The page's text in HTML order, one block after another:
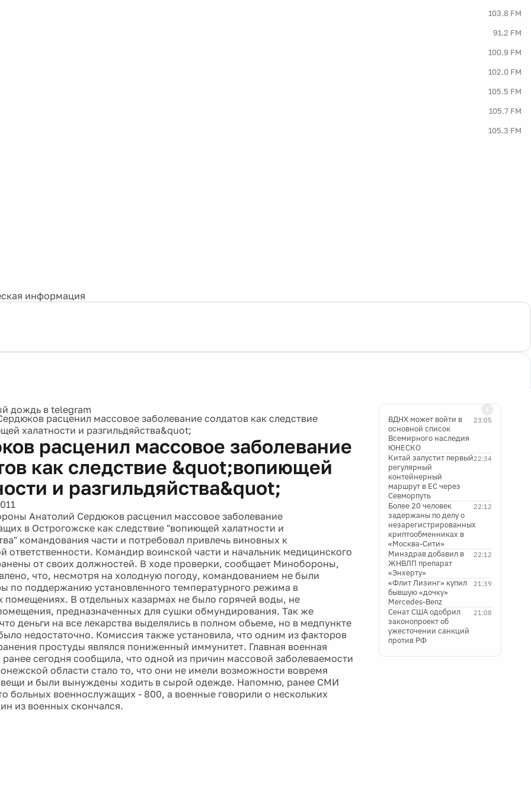
103.8 FM
91.2 FM
100.9 FM
102.0 FM
105.5 FM
105.7 FM
105.3 FM
информация
расценил массовое заболевание солдатов как следствие
халатности и разгильдяйства&quot;
расценил массовое заболевание
как следствие &quot;вопиющей
и разгильдяйства&quot;
Анатолий Сердюков расценил массовое заболевание
в Острогожске как следствие "вопиющей халатности и
командования части и потребовал привлечь виновных к
ответственности. Командир воинской части и начальник медицинского
от своих должностей. В ходе проверки, сообщает Минобороны,
что, несмотря на холодную погоду, командованием не были
по поддержанию установленного температурного режима в
помещениях. В отдельных казармах не было горячей воды, не
предназначенных для сушки обмундирования. Так же
деньги на все лекарства выделялись в полном обьеме, но в медпункте
недостаточно. Комиссия также установила, что одним из факторов
простуды являлся пониженный иммунитет. Главная военная
ранее сегодня сообщила, что одной из причин массовой заболеваемости
области стало то, что они не имели возможности вовремя
вещи и были вынуждены ходить в сырой одежде. Напомню, ранее СМИ
больных военнослужащих - 800, а военные говорили о нескольких
из военных скончался.
23:05
ВДНХ может войти в
основной список
Всемирного наследия
ЮНЕСКО
22:34
Китай запустит первый
регулярный
контейнерный
маршрут в ЕС через
Севморпуть
22:12
Более 20 человек
задержаны по делу о
незарегистрированных
криптообменниках в
«Москва-Сити»
22:12
Минздрав добавил в
ЖНВЛП препарат
«Энхерту»
21:39
«Флит Лизинг» купил
бывшую «дочку»
Mercedes-Benz
21:08
Сенат США одобрил
законопроект об
ужесточении санкций
против РФ